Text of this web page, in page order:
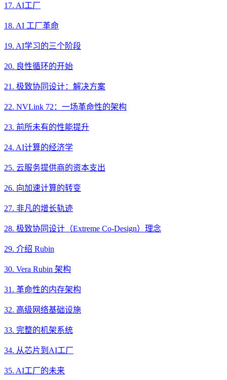
17. AI工厂
18. AI 工厂革命
19. AI学习的三个阶段
20. 良性循环的开始
21. 极致协同设计：解决方案
22. NVLink 72：一场革命性的架构
23. 前所未有的性能提升
24. AI计算的经济学
25. 云服务提供商的资本支出
26. 向加速计算的转变
27. 非凡的增长轨迹
28. 极致协同设计（Extreme Co-Design）理念
29. 介绍 Rubin
30. Vera Rubin 架构
31. 革命性的内存架构
32. 高级网络基础设施
33. 完整的机架系统
34. 从芯片到AI工厂
35. AI工厂的未来